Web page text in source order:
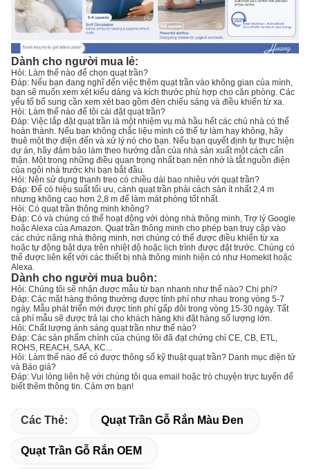
Dành cho người mua lẻ:
Hỏi: Làm thế nào để chọn quạt trần?
Đáp: Nếu bạn đang nghĩ đến việc thêm quạt trần vào không gian của mình,
bạn sẽ muốn xem xét kiểu dáng và kích thước phù hợp cho căn phòng. Các
yếu tố bổ sung cần xem xét bao gồm đèn chiếu sáng và điều khiển từ xa.
Hỏi: Làm thế nào để tôi cài đặt quạt trần?
Đáp: Việc lắp đặt quạt trần là một nhiệm vụ mà hầu hết các chủ nhà có thể
hoàn thành. Nếu bạn không chắc liệu mình có thể tự làm hay không, hãy
thuê một thợ điện đến và xử lý nó cho bạn. Nếu bạn quyết định tự thực hiện
dự án, hãy đảm bảo làm theo hướng dẫn của nhà sản xuất một cách cẩn
thận. Một trong những điều quan trọng nhất bạn nên nhớ là tắt nguồn điện
của ngôi nhà trước khi bạn bắt đầu.
Hỏi: Nên sử dụng thanh treo có chiều dài bao nhiêu với quạt trần?
Đáp: Để có hiệu suất tối ưu, cánh quạt trần phải cách sàn ít nhất 2,4 m
nhưng không cao hơn 2,8 m để làm mát phòng tốt nhất.
Hỏi: Có quạt trần thông minh không?
Đáp: Có và chúng có thể hoạt động với dòng nhà thông minh, Trợ lý Google
hoặc Alexa của Amazon. Quạt trần thông minh cho phép bạn truy cập vào
các chức năng nhà thông minh, nơi chúng có thể được điều khiển từ xa
hoặc tự động bật dựa trên nhiệt độ hoặc lịch trình được đặt trước. Chúng có
thể được liên kết với các thiết bị nhà thông minh hiện có như Homekit hoặc
Alexa.
Dành cho người mua buôn:
Hỏi: Chúng tôi sẽ nhận được mẫu từ bạn nhanh như thế nào? Chi phí?
Đáp: Các mặt hàng thông thường được tính phí như nhau trong vòng 5-7
ngày. Mẫu phát triển mới được tính phí gấp đôi trong vòng 15-30 ngày. Tất
cả phí mẫu sẽ được trả lại cho khách hàng khi đặt hàng số lượng lớn.
Hỏi: Chất lượng ánh sáng quạt trần như thế nào?
Đáp: Các sản phẩm chính của chúng tôi đã đạt chứng chỉ CE, CB, ETL,
ROHS, REACH, SAA, KC...
Hỏi: Làm thế nào để có được thông số kỹ thuật quạt trần? Danh mục điện tử
và Báo giá?
Đáp: Vui lòng liên hệ với chúng tôi qua email hoặc trò chuyện trực tuyến để
biết thêm thông tin. Cảm ơn bạn!
Các Thẻ: Quạt Trần Gỗ Rắn Màu Đen
Quạt Trần Gỗ Rắn OEM